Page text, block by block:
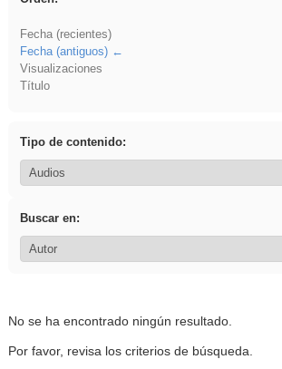
Fecha (recientes)
Fecha (antiguos)
Visualizaciones
Título
Tipo de contenido:
Buscar en:
No se ha encontrado ningún resultado.
Por favor, revisa los criterios de búsqueda.